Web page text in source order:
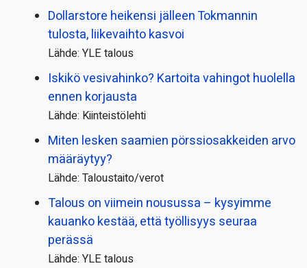
Dollarstore heikensi jälleen Tokmannin
tulosta, liikevaihto kasvoi
Lähde: YLE talous
Iskikö vesivahinko? Kartoita vahingot huolella
ennen korjausta
Lähde: Kiinteistölehti
Miten lesken saamien pörssi­osakkeiden arvo
määräytyy?
Lähde: Taloustaito/verot
Talous on viimein nousussa – kysyimme
kauanko kestää, että työllisyys seuraa
perässä
Lähde: YLE talous